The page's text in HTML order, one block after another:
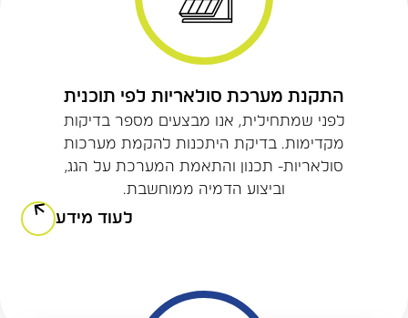
התקנת מערכת סולאריות לפי תוכנית
לפני שמתחילית, אנו מבצעים מספר בדיקות
מקדימות. בדיקת היתכנות להקמת מערכות
סולאריות- תכנון והתאמת המערכת על הגג,
וביצוע הדמיה ממוחשבת.
לעוד מידע